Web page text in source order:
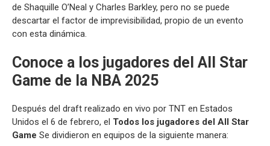
de Shaquille O’Neal y Charles Barkley, pero no se puede
descartar el factor de imprevisibilidad, propio de un evento
con esta dinámica.
Conoce a los jugadores del All Star
Game de la NBA 2025
Después del draft realizado en vivo por TNT en Estados
Unidos el 6 de febrero, el Todos los jugadores del All Star
Game Se dividieron en equipos de la siguiente manera: